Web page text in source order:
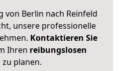
von Berlin nach Reinfeld
unsere professionelle
Kontaktieren Sie
Ihren reibungslosen
zu planen.